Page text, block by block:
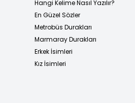
Hangi Kelime Nasıl Yazılır?
En Güzel Sözler
Metrobüs Durakları
Marmaray Durakları
Erkek İsimleri
Kız İsimleri